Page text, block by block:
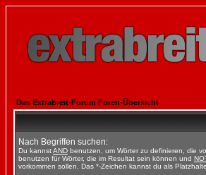
Das Extrabreit-Forum Foren-Übersicht
Nach Begriffen suchen:
Du kannstAND benutzen, um Wörter zu definieren, die
benutzen für Wörter, die im Resultat sein können und
vorkommen sollen. Das *-Zeichen kannst du als